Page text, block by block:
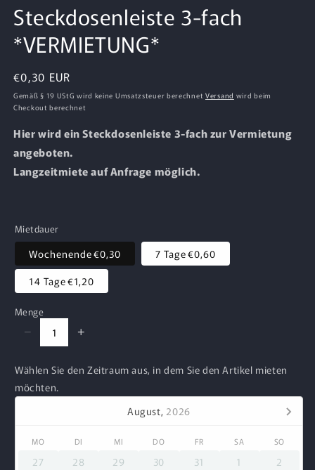
in
Modal
öffnen
Steckdosenleiste 3-fach
*VERMIETUNG*
Normaler
Preis
€0,30 EUR
Gemäß § 19 UStG wird keine Umsatzsteuer berechnet Versand wird beim
Checkout berechnet
Hier wird ein Steckdosenleiste 3-fach zur Vermietung
angeboten.
Langzeitmiete auf Anfrage möglich.
Mietdauer
Wochenende€0,30 7 Tage€0,60
14 Tage€1,20
Menge
− +
Wählen Sie den Zeitraum aus, in dem Sie den Artikel mieten
möchten.
August, 2026
MO DI MI DO FR SA SO
27 28 29 30 31 1
2